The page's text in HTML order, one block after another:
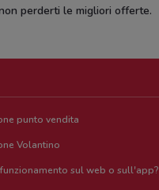
perderti le migliori offerte.
punto vendita
Volantino
sul web o sull'app?